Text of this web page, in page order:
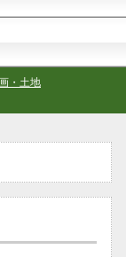
・土地